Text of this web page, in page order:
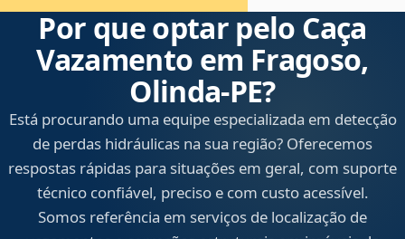
Por que optar pelo Caça
Vazamento em Fragoso,
Olinda‑PE?
Está procurando uma equipe especializada em detecção
de perdas hidráulicas na sua região? Oferecemos
respostas rápidas para situações em geral, com suporte
técnico confiável, preciso e com custo acessível.
Somos referência em serviços de localização de